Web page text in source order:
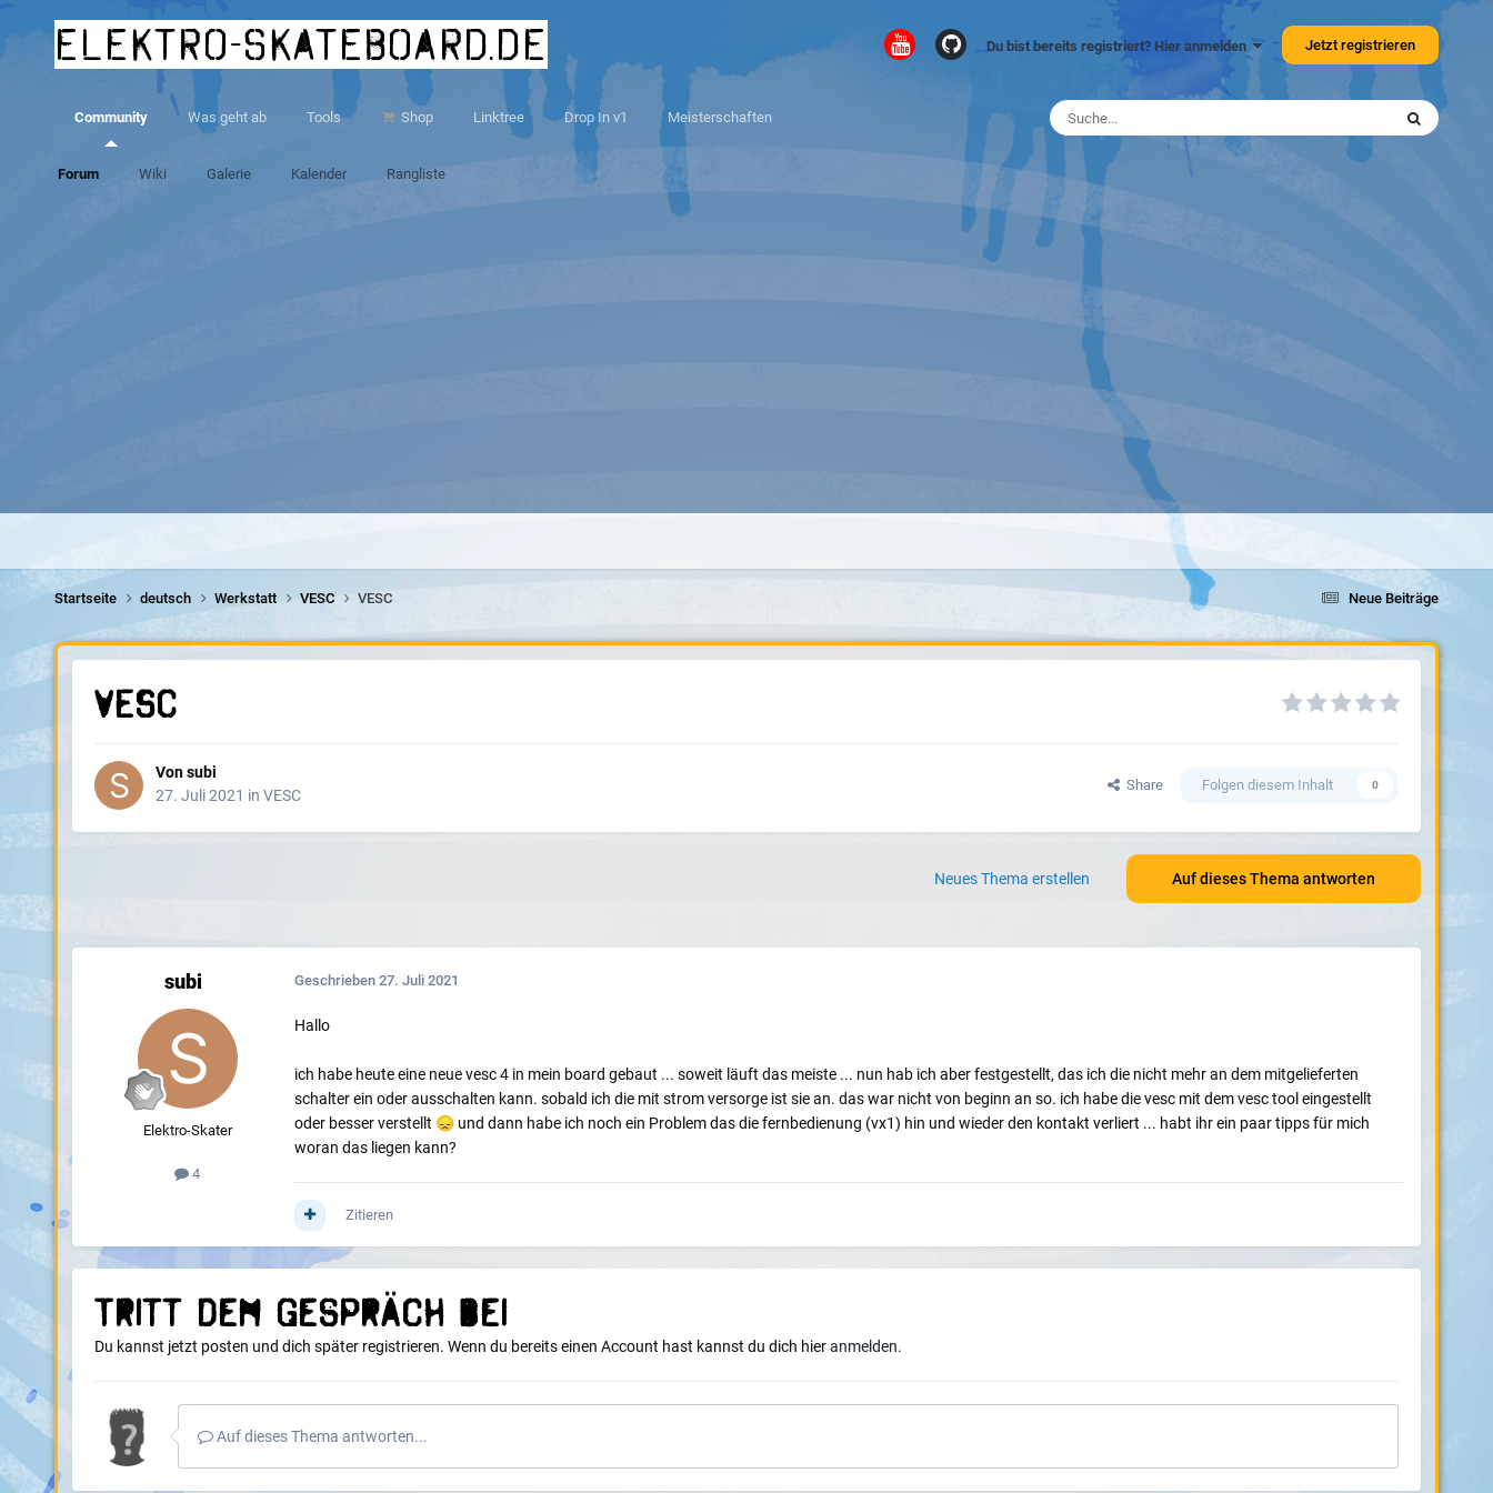
elektro-skateboard.de Du bist bereits registriert? Hier anmelden Jetzt registrieren
Community
Forum Wiki Galerie Kalender Rangliste
Was geht ab Tools Shop Linktree Drop In v1 Meisterschaften
Neue Beiträge
Startseite deutsch Werkstatt VESC VESC
VESC
Vonsubi
27. Juli 2021 in VESC
Share Folgen diesem Inhalt 0
Auf dieses Thema antworten
Neues Thema erstellen
subi
Elektro-Skater
4
Geschrieben 27. Juli 2021
Hallo
ich habe heute eine neue vesc 4 in mein board gebaut ... soweit läuft das meiste ... nun hab ich aber festgestellt, das ich die nicht mehr an dem mitgelieferten
schalter ein oder ausschalten kann. sobald ich die mit strom versorge ist sie an. das war nicht von beginn an so. ich habe die vesc mit dem vesc tool eingestellt
oder besser verstellt 😞und dann habe ich noch ein Problem das die fernbedienung (vx1) hin und wieder den kontakt verliert ... habt ihr ein paar tipps für mich
woran das liegen kann?
Zitieren
Tritt dem Gespräch bei
Du kannst jetzt posten und dich später registrieren. Wenn du bereits einen Account hast kannst du dich hieranmelden.
Auf dieses Thema antworten...